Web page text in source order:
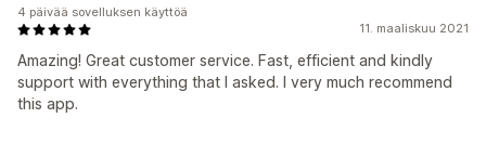
11. maaliskuu 2021
Amazing! Great customer service. Fast, efficient and kindly
support with everything that I asked. I very much recommend
this app.
4 päivää sovelluksen käyttöä